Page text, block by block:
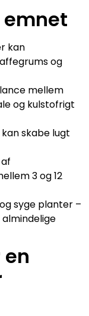
emnet
kan
og
mellem
og kulstofrigt
skabe lugt
3 og 12
syge planter –